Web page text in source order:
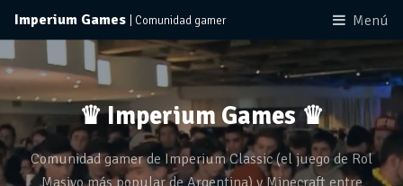
Imperium Games | Comunidad gamer Menú
♛ Imperium Games ♛
Comunidad gamer de Imperium Classic (el juego de Rol
Masivo más popular de Argentina) y Minecraft entre